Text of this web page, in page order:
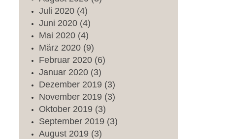
Juli 2020 (4)
Juni 2020 (4)
Mai 2020 (4)
März 2020 (9)
Februar 2020 (6)
Januar 2020 (3)
Dezember 2019 (3)
November 2019 (3)
Oktober 2019 (3)
September 2019 (3)
August 2019 (3)